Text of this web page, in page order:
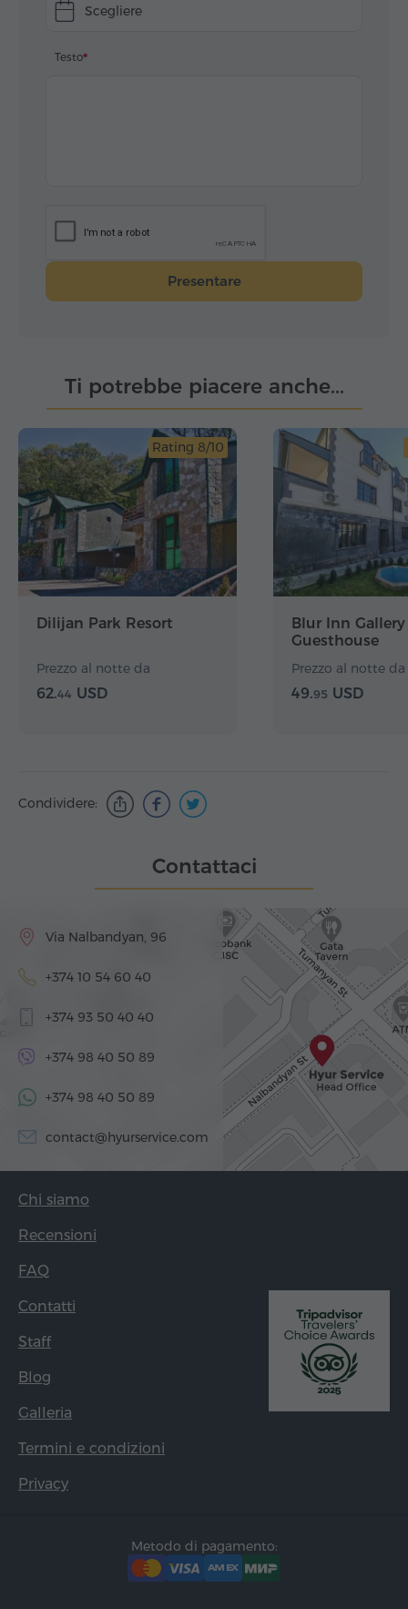
Scegliere
Testo
Presentare
Ti potrebbe piacere anche...
Rating 8/10
Dilijan Park Resort
Prezzo al notte da
62.44 USD
Blur Inn Gallery
Guesthouse
Prezzo al notte da
49.95 USD
Condividere:
Contattaci
Via Nalbandyan, 96
+374 10 54 60 40
+374 93 50 40 40
+374 98 40 50 89
+374 98 40 50 89
contact@hyurservice.com
Chi siamo
Recensioni
FAQ
Contatti
Staff
Blog
Galleria
Termini e condizioni
Privacy
Metodo di pagamento: